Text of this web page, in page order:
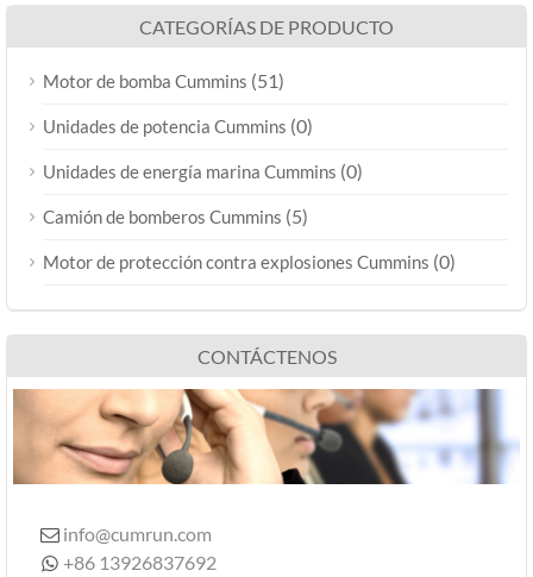
CATEGORÍAS DE PRODUCTO
Motor de bomba Cummins (51)
Unidades de potencia Cummins (0)
Unidades de energía marina Cummins (0)
Camión de bomberos Cummins (5)
Motor de protección contra explosiones Cummins (0)
CONTÁCTENOS
 info@cumrun.com
 +86 13926837692